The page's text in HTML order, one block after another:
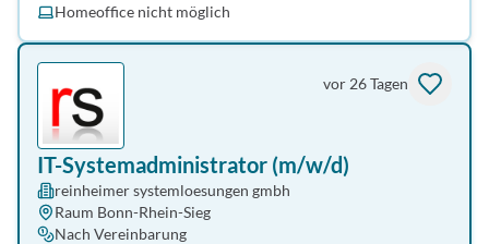
Homeoffice nicht möglich
vor 26 Tagen
IT-Systemadministrator (m/w/d)
reinheimer systemloesungen gmbh
Raum Bonn-Rhein-Sieg
Nach Vereinbarung